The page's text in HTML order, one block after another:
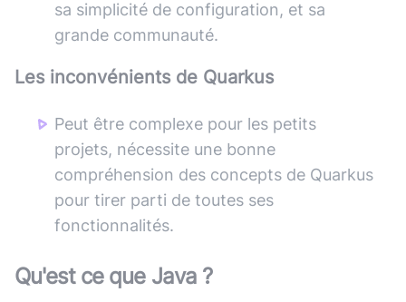
sa simplicité de configuration, et sa
grande communauté.
Les inconvénients de Quarkus
Peut être complexe pour les petits
projets, nécessite une bonne
compréhension des concepts de Quarkus
pour tirer parti de toutes ses
fonctionnalités.
Qu'est ce que Java?